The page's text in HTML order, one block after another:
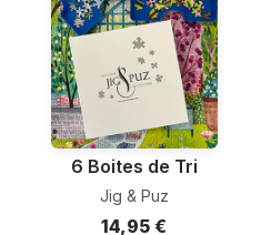
6 Boites de Tri
Jig & Puz
14,95 €